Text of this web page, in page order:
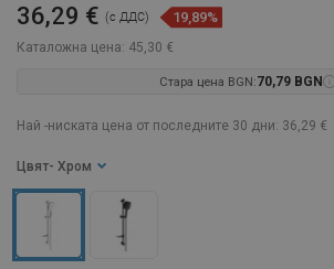
Каталожна цена: 45,30 €
36,29 € (с ДДС) 19,89%
Стара цена BGN:70,79 BGN
Най -ниската цена от последните 30 дни: 36,29 €
Цвят - Хром